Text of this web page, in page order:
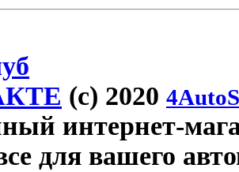
(c) 2020
интернет-
для вашего